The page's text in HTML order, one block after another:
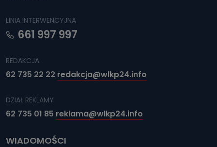
LINIA INTERWENCYJNA
661 997 997
REDAKCJA
62 735 22 22 redakcja@wlkp24.info
DZIAŁ REKLAMY
62 735 01 85 reklama@wlkp24.info
WIADOMOŚCI